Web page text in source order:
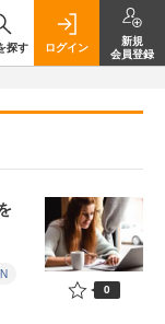
探す ログイン
新規
会員登録
0